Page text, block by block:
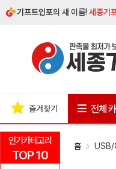
기프트인포의 새 이름!세종기
인기카테고리
TOP 10
즐겨찾기 전체
홈 USB/